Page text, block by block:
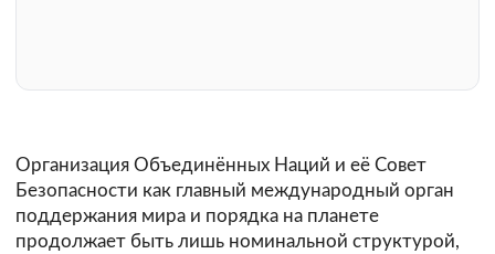
Организация Объединённых Наций и её Совет
Безопасности как главный международный орган
поддержания мира и порядка на планете
продолжает быть лишь номинальной структурой,